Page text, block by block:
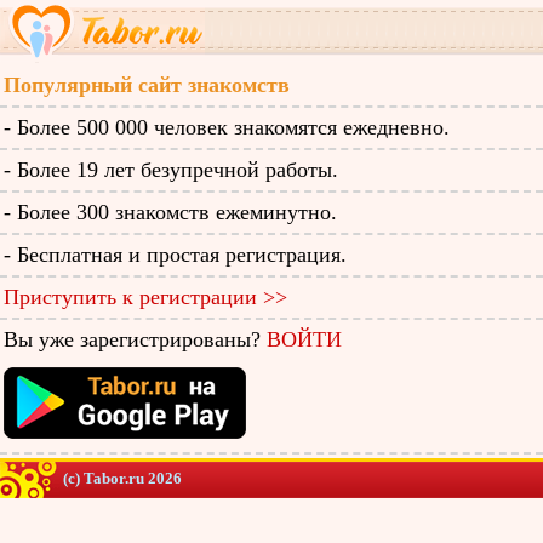
Популярный сайт знакомств
- Более 500 000 человек знакомятся ежедневно.
- Более 19 лет безупречной работы.
- Более 300 знакомств ежеминутно.
- Бесплатная и простая регистрация.
Приступить к регистрации >>
Вы уже зарегистрированы? ВОЙТИ
(c) Tabor.ru 2026